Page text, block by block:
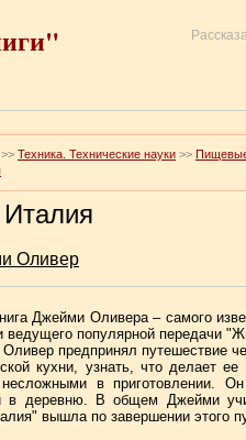
>> Техника. Технические науки >>
Оливер
Джейми Оливера – самого
ведущего популярной передачи
предпринял путешествие
кухни, узнать, что делает
в приготовлении.
в деревню. В общем Джейми
вышла по завершении этого